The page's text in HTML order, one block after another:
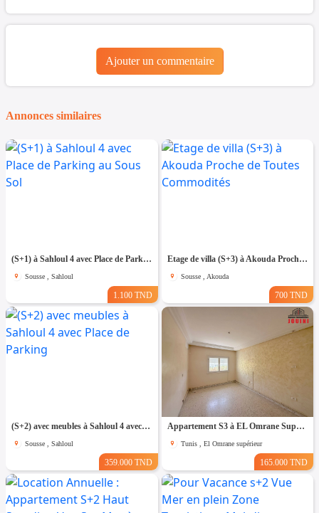
Ajouter un commentaire
Annonces similaires
(S+1) à Sahloul 4 avec Place de Parking au Sous Sol
Sousse , Sahloul
1.100 TND
Etage de villa (S+3) à Akouda Proche de Toutes Commodités
Sousse , Akouda
700 TND
(S+2) avec meubles à Sahloul 4 avec Place de Parking
Sousse , Sahloul
359.000 TND
Appartement S3 à EL Omrane Supérieur
Tunis , El Omrane supérieur
165.000 TND